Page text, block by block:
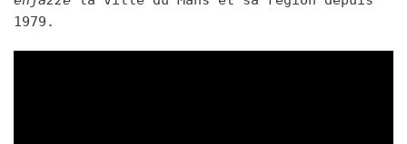
1979.